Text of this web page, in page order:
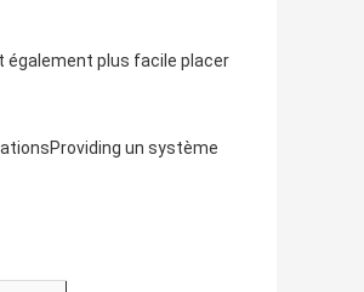
également plus facile placer
un système